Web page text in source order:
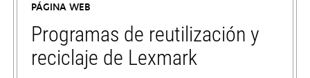
una
pestaña
nueva
PÁGINA WEB
Programas de reutilización y
reciclaje de Lexmark